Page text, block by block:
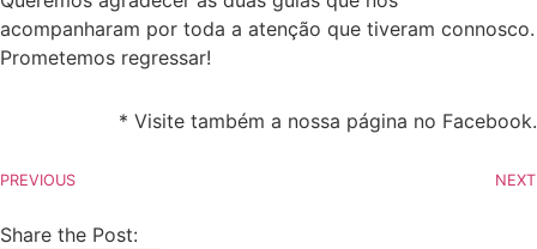
acompanharam por toda a atenção que tiveram connosco.
Prometemos regressar!
* Visite também a nossa página no Facebook.
PREVIOUS NEXT
Share the Post: